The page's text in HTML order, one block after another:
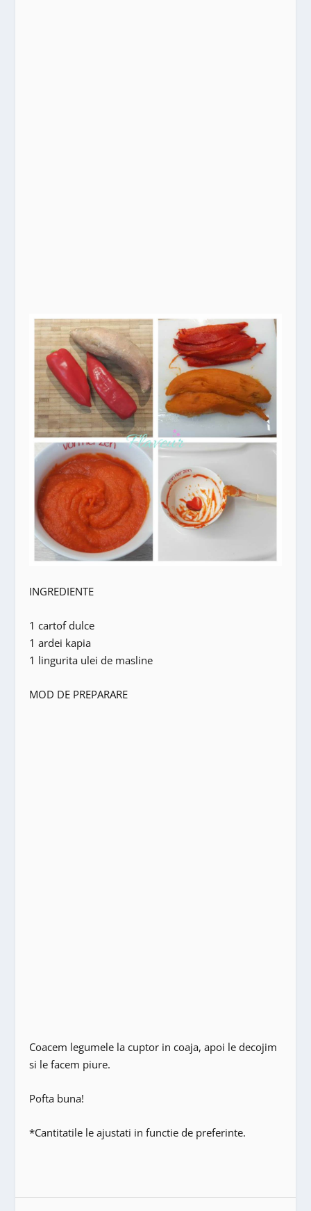
INGREDIENTE
1 cartof dulce
1 ardei kapia
1 lingurita ulei de masline
MOD DE PREPARARE
Coacem legumele la cuptor in coaja, apoi le decojim
si le facem piure.
Pofta buna!
*Cantitatile le ajustati in functie de preferinte.